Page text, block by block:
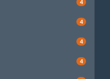
4
4
4
4